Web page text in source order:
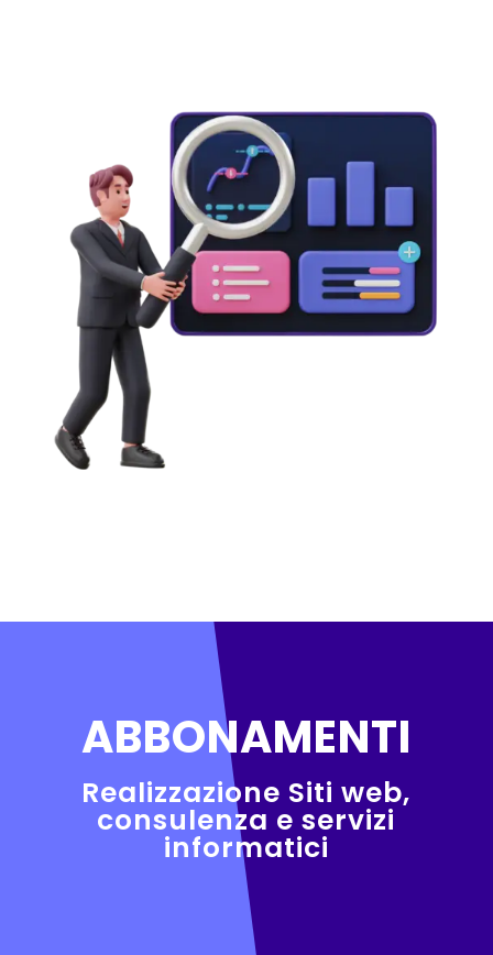
ABBONAMENTI
Realizzazione Siti web,
consulenza e servizi
informatici